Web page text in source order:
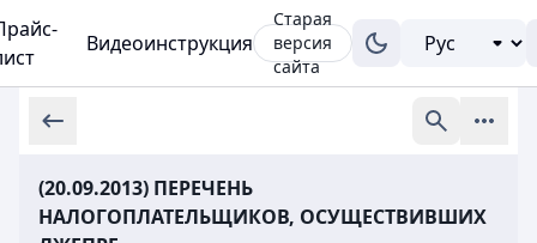
Видеоинструкция
Старая
версия
сайта
(20.09.2013) ПЕРЕЧЕНЬ
НАЛОГОПЛАТЕЛЬЩИКОВ, ОСУЩЕСТВИВШИХ